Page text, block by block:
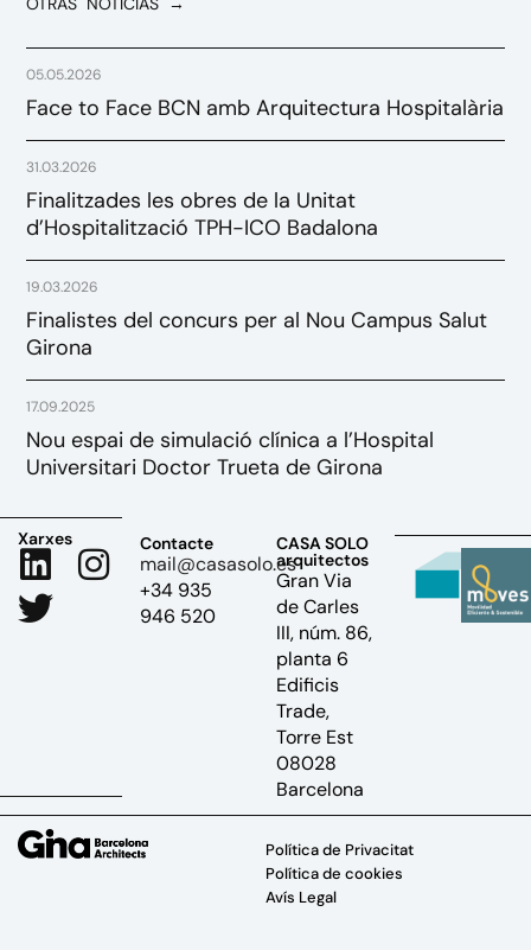
Face to Face BCN amb Arquitectura Hospitalària
05.05.2026
Finalitzades les obres de la Unitat
d’Hospitalització TPH-ICO Badalona
31.03.2026
Finalistes del concurs per al Nou Campus Salut
Girona
19.03.2026
Nou espai de simulació clínica a l’Hospital
Universitari Doctor Trueta de Girona
17.09.2025
CASA SOLO
arquitectos
Gran Via
de Carles
III, núm. 86,
planta 6
Edificis
Trade,
Torre Est
08028
Barcelona
Contacte
mail@casasolo.es
+34 935
946 520
Xarxes
Política de Privacitat
Política de cookies
Avís Legal